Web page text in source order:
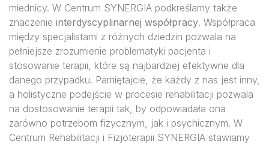
miednicy. W Centrum SYNERGIA podkreślamy także
znaczenie interdyscyplinarnej współpracy. Współpraca
między specjalistami z różnych dziedzin pozwala na
pełniejsze zrozumienie problematyki pacjenta i
stosowanie terapii, które są najbardziej efektywne dla
danego przypadku. Pamiętajcie, że każdy z nas jest inny,
a holistyczne podejście w procesie rehabilitacji pozwala
na dostosowanie terapii tak, by odpowiadała ona
zarówno potrzebom fizycznym, jak i psychicznym. W
Centrum Rehabilitacji i Fizjoterapii SYNERGIA stawiamy